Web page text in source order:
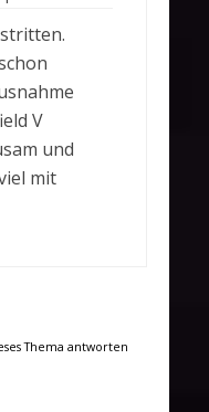
V
und
mit
Thema antworten